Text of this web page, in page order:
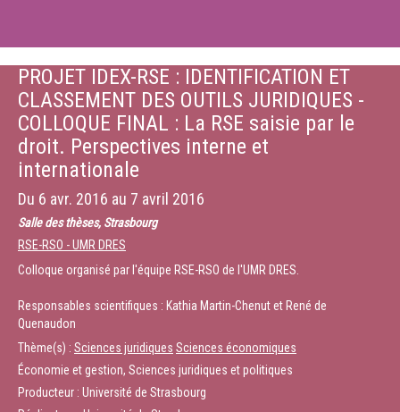
PROJET IDEX-RSE : IDENTIFICATION ET
CLASSEMENT DES OUTILS JURIDIQUES -
COLLOQUE FINAL : La RSE saisie par le
droit. Perspectives interne et
internationale
Du 6 avr. 2016 au 7 avril 2016
Salle des thèses, Strasbourg
RSE-RSO - UMR DRES
Colloque organisé par l'équipe RSE-RSO de l'UMR DRES.
Responsables scientifiques : Kathia Martin-Chenut et René de
Quenaudon
Thème(s) : Sciences juridiques Sciences économiques
Économie et gestion, Sciences juridiques et politiques
Producteur : Université de Strasbourg